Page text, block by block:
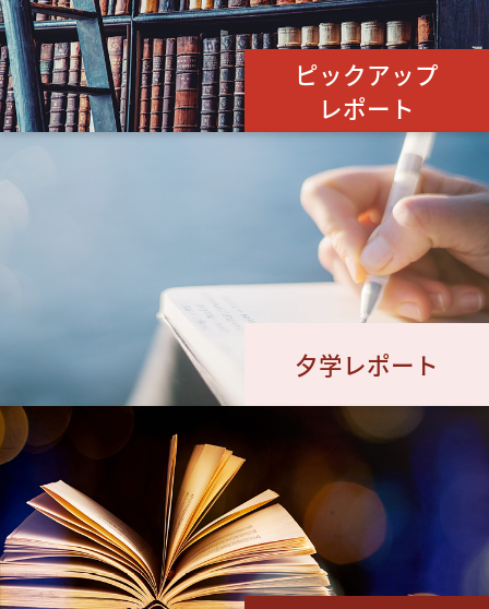
ピックアップ
レポート
夕学レポート